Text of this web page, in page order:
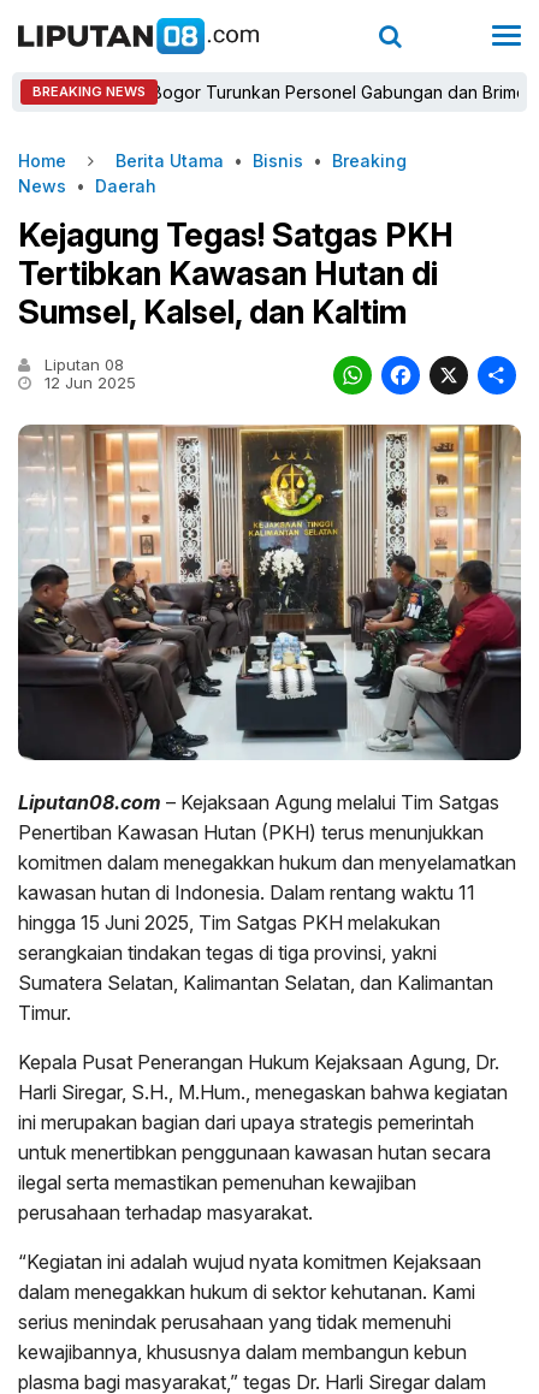
BREAKING NEWS
Bogor Turunkan Personel Gabungan dan Brimob,
Home Berita Utama • Bisnis • Breaking
News • Daerah
Kejagung Tegas! Satgas PKH
Tertibkan Kawasan Hutan di
Sumsel, Kalsel, dan Kaltim
Liputan 08
12 Jun 2025
X
Liputan08.com – Kejaksaan Agung melalui Tim Satgas
Penertiban Kawasan Hutan (PKH) terus menunjukkan
komitmen dalam menegakkan hukum dan menyelamatkan
kawasan hutan di Indonesia. Dalam rentang waktu 11
hingga 15 Juni 2025, Tim Satgas PKH melakukan
serangkaian tindakan tegas di tiga provinsi, yakni
Sumatera Selatan, Kalimantan Selatan, dan Kalimantan
Timur.
Kepala Pusat Penerangan Hukum Kejaksaan Agung, Dr.
Harli Siregar, S.H., M.Hum., menegaskan bahwa kegiatan
ini merupakan bagian dari upaya strategis pemerintah
untuk menertibkan penggunaan kawasan hutan secara
ilegal serta memastikan pemenuhan kewajiban
perusahaan terhadap masyarakat.
“Kegiatan ini adalah wujud nyata komitmen Kejaksaan
dalam menegakkan hukum di sektor kehutanan. Kami
serius menindak perusahaan yang tidak memenuhi
kewajibannya, khususnya dalam membangun kebun
plasma bagi masyarakat,” tegas Dr. Harli Siregar dalam